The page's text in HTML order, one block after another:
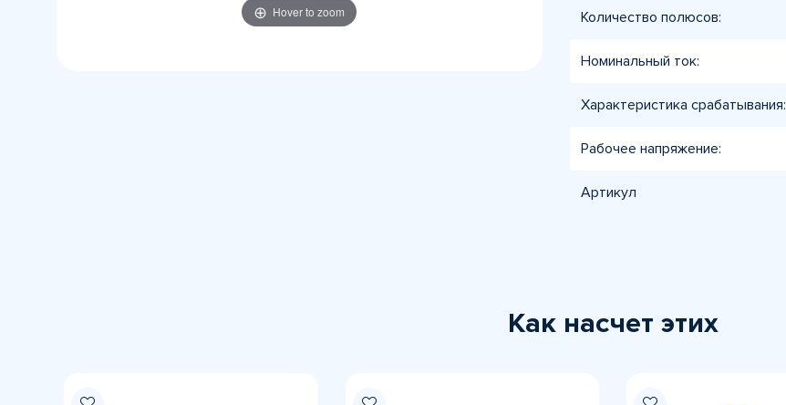
Hover to zoom Количество полюсов:
Номинальный ток:
Характеристика срабатывания:
Рабочее напряжение:
Артикул
Как насчет этих